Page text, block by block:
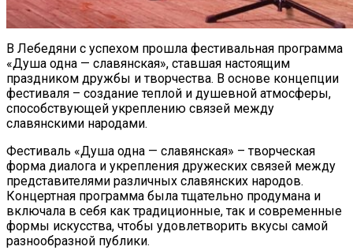
В Лебедяни с успехом прошла фестивальная программа
«Душа одна — славянская», ставшая настоящим
праздником дружбы и творчества. В основе концепции
фестиваля – создание теплой и душевной атмосферы,
способствующей укреплению связей между
славянскими народами.
Фестиваль «Душа одна — славянская» – творческая
форма диалога и укрепления дружеских связей между
представителями различных славянских народов.
Концертная программа была тщательно продумана и
включала в себя как традиционные, так и современные
формы искусства, чтобы удовлетворить вкусы самой
разнообразной публики.